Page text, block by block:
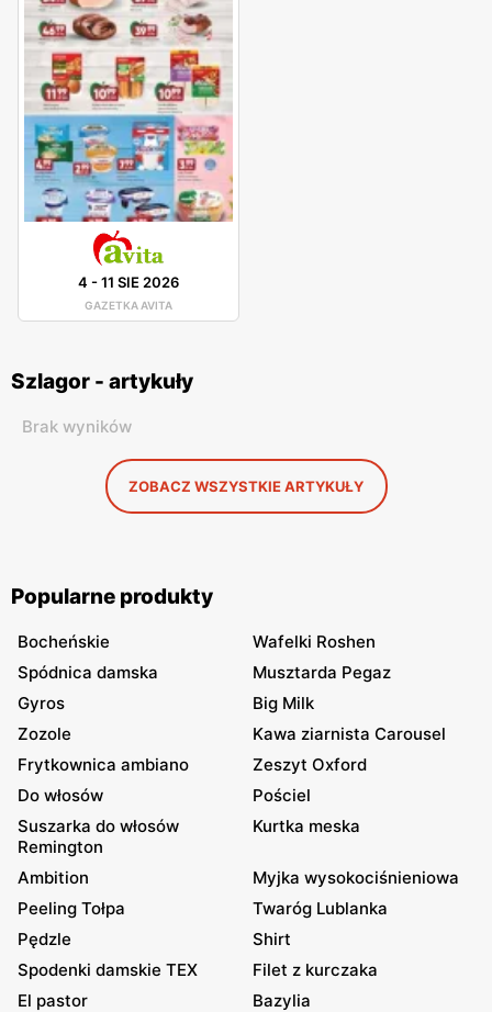
4 -11 SIE 2026
GAZETKA AVITA
Szlagor - artykuły
Brak wyników
ZOBACZ WSZYSTKIE ARTYKUŁY
Popularne produkty
Bocheńskie
Wafelki Roshen
Spódnica damska
Musztarda Pegaz
Gyros
Big Milk
Zozole
Kawa ziarnista Carousel
Frytkownica ambiano
Zeszyt Oxford
Do włosów
Pościel
Suszarka do włosów
Remington
Kurtka meska
Ambition
Myjka wysokociśnieniowa
Peeling Tołpa
Twaróg Lublanka
Pędzle
Shirt
Spodenki damskie TEX
Filet z kurczaka
El pastor
Bazylia